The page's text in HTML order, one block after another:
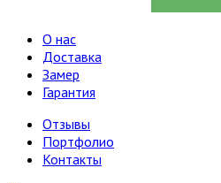
О нас
Доставка
Замер
Гарантия
Отзывы
Портфолио
Контакты